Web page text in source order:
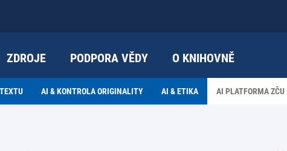
ZDROJE PODPORA VĚDY O KNIHOVNĚ
AI & KONTROLA ORIGINALITY AI & ETIKA AI PLATFORMA ZČU